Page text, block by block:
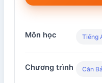
Môn học Tiếng
Chương trình Căn